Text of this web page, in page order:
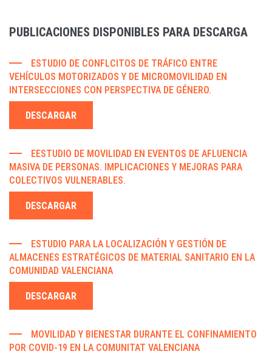
PUBLICACIONES DISPONIBLES PARA DESCARGA
ESTUDIO DE CONFLCITOS DE TRÁFICO ENTRE
VEHÍCULOS MOTORIZADOS Y DE MICROMOVILIDAD EN
INTERSECCIONES CON PERSPECTIVA DE GÉNERO.
DESCARGAR
EESTUDIO DE MOVILIDAD EN EVENTOS DE AFLUENCIA
MASIVA DE PERSONAS. IMPLICACIONES Y MEJORAS PARA
COLECTIVOS VULNERABLES.
DESCARGAR
ESTUDIO PARA LA LOCALIZACIÓN Y GESTIÓN DE
ALMACENES ESTRATÉGICOS DE MATERIAL SANITARIO EN LA
COMUNIDAD VALENCIANA
DESCARGAR
MOVILIDAD Y BIENESTAR DURANTE EL CONFINAMIENTO
POR COVID-19 EN LA COMUNITAT VALENCIANA